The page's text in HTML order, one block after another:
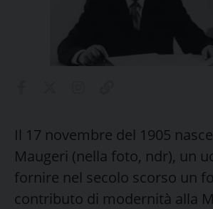
Il 17 novembre del 1905
Maugeri (nella foto, ndr), un
fornire nel secolo scorso un
contributo di modernità alla